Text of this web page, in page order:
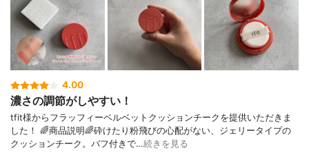
4.00
濃さの調節がしやすい！
tfit様からフラッフィーベルベットクッションチークを提供いただきま
した！ 🌈商品説明🌈砕けたり粉飛びの心配がない、ジェリータイプの
クッションチーク。バフ付きで…続きを見る